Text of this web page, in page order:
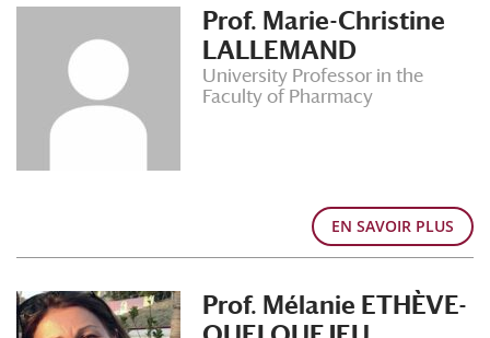
Prof. Marie-Christine
LALLEMAND
University Professor in the
Faculty of Pharmacy
EN SAVOIR PLUS
Prof. Mélanie ETHÈVE-